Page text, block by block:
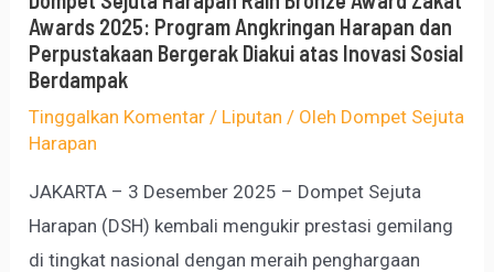
Awards 2025: Program Angkringan Harapan dan
Perpustakaan Bergerak Diakui atas Inovasi Sosial
Berdampak
Tinggalkan Komentar / Liputan / Oleh Dompet Sejuta
Harapan
JAKARTA – 3 Desember 2025 – Dompet Sejuta
Harapan (DSH) kembali mengukir prestasi gemilang
di tingkat nasional dengan meraih penghargaan